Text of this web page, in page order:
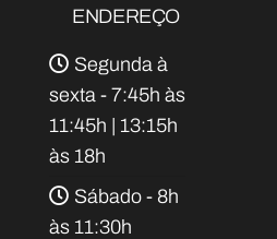
ENDEREÇO
Segunda à
sexta - 7:45h às
11:45h | 13:15h
às 18h
Sábado - 8h
às 11:30h